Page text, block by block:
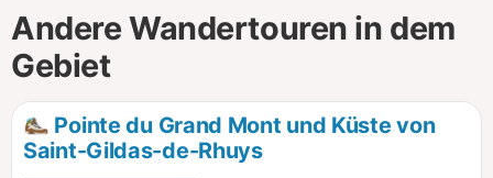
Andere Wandertouren in dem
Gebiet
Pointe du Grand Mont und Küste von
Saint-Gildas-de-Rhuys